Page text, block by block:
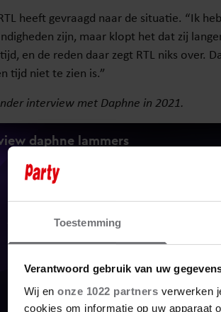
Toestemming
Verantwoord gebruik van uw
Wij en onze 1022 partners verwerken
cookies om informatie op uw apparaat
heeft gevraagd naar de situatie. “Ik
zijn, maar klopt het dat zij
en de reden daar zegt RTL niks over.
tijd niet te zien is.”
interview met Daphne in 2021.